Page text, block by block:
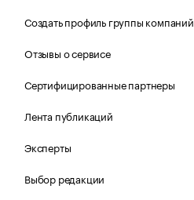
Создать профиль группы компаний
Отзывы о сервисе
Сертифицированные партнеры
Лента публикаций
Эксперты
Выбор редакции